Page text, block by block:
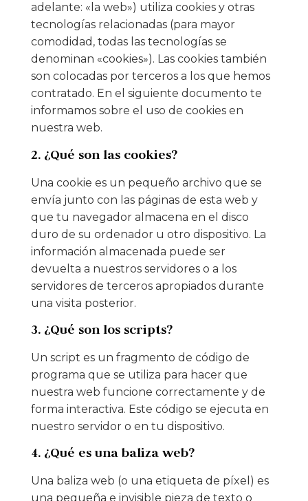
adelante: «la web») utiliza cookies y otras
tecnologías relacionadas (para mayor
comodidad, todas las tecnologías se
denominan «cookies»). Las cookies también
son colocadas por terceros a los que hemos
contratado. En el siguiente documento te
informamos sobre el uso de cookies en
nuestra web.
2. ¿Qué son las cookies?
Una cookie es un pequeño archivo que se
envía junto con las páginas de esta web y
que tu navegador almacena en el disco
duro de su ordenador u otro dispositivo. La
información almacenada puede ser
devuelta a nuestros servidores o a los
servidores de terceros apropiados durante
una visita posterior.
3. ¿Qué son los scripts?
Un script es un fragmento de código de
programa que se utiliza para hacer que
nuestra web funcione correctamente y de
forma interactiva. Este código se ejecuta en
nuestro servidor o en tu dispositivo.
4. ¿Qué es una baliza web?
Una baliza web (o una etiqueta de píxel) es
una pequeña e invisible pieza de texto o